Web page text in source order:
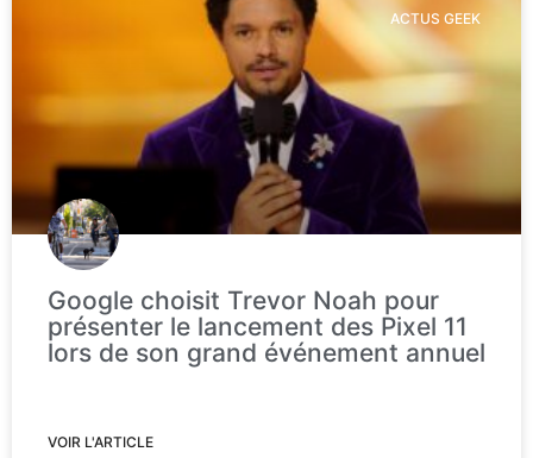
ACTUS GEEK
Google choisit Trevor Noah pour
présenter le lancement des Pixel 11
lors de son grand événement annuel
VOIR L'ARTICLE